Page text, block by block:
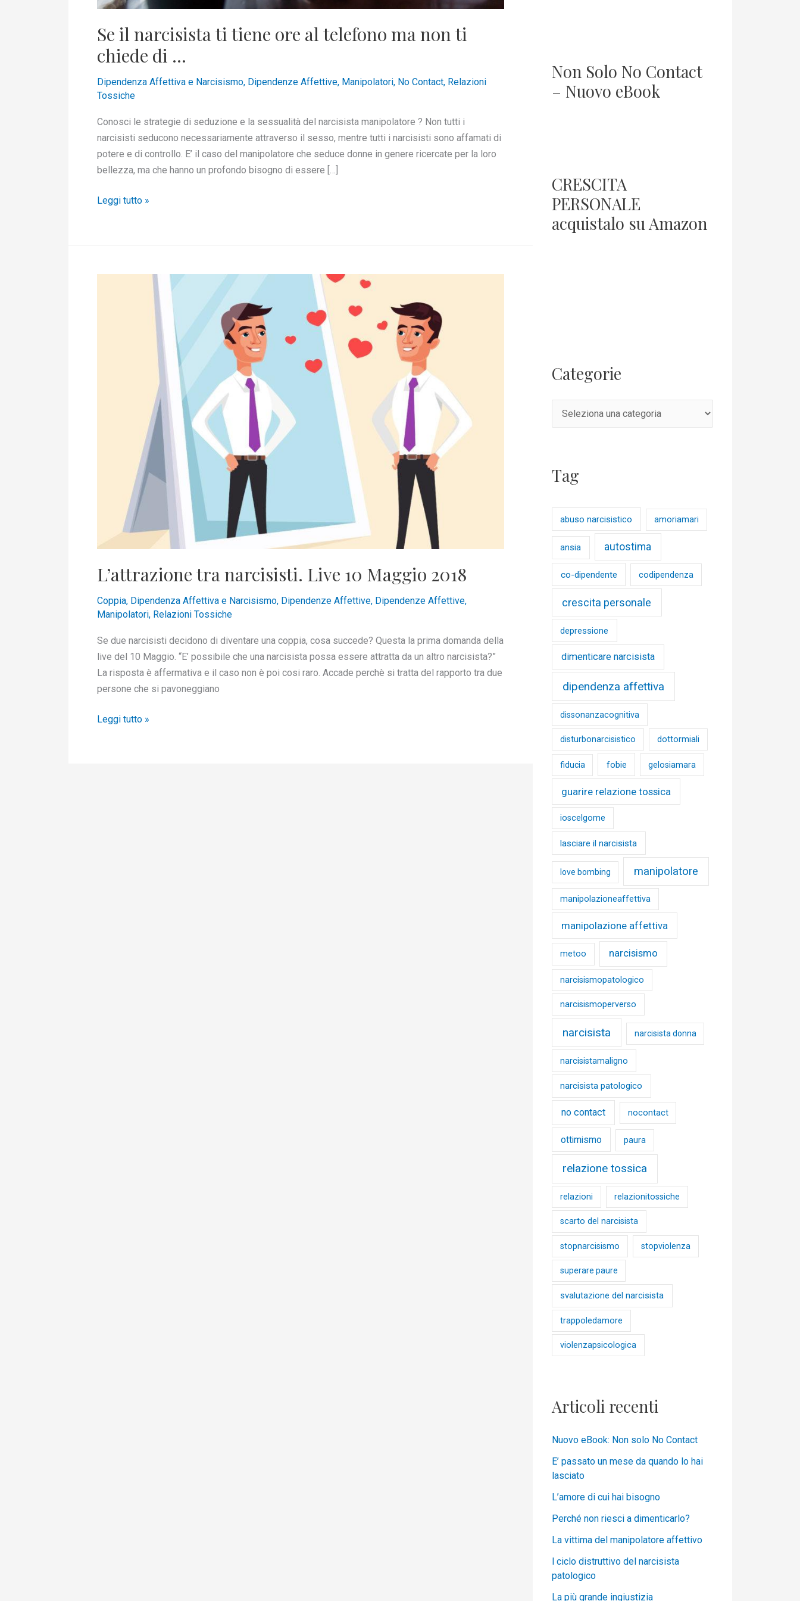
Se il narcisista ti tiene ore al telefono ma non ti
chiede di …
Dipendenza Affettiva e Narcisismo, Dipendenze Affettive, Manipolatori, No Contact, Relazioni
Tossiche
Conosci le strategie di seduzione e la sessualità del narcisista manipolatore ? Non tutti i
narcisisti seducono necessariamente attraverso il sesso, mentre tutti i narcisisti sono affamati di
potere e di controllo. E’ il caso del manipolatore che seduce donne in genere ricercate per la loro
bellezza, ma che hanno un profondo bisogno di essere […]
Leggi tutto »
L’attrazione tra narcisisti. Live 10 Maggio 2018
Coppia, Dipendenza Affettiva e Narcisismo, Dipendenze Affettive, Dipendenze Affettive,
Manipolatori, Relazioni Tossiche
Se due narcisisti decidono di diventare una coppia, cosa succede? Questa la prima domanda della
live del 10 Maggio. “E’ possibile che una narcisista possa essere attratta da un altro narcisista?”
La risposta è affermativa e il caso non è poi cosi raro. Accade perchè si tratta del rapporto tra due
persone che si pavoneggiano
Leggi tutto »
Non Solo No Contact
– Nuovo eBook
CRESCITA
PERSONALE
acquistalo su Amazon
Categorie
Tag
abuso narcisistico amoriamari
ansia autostima
co-dipendente codipendenza
crescita personale
depressione
dimenticare narcisista
dipendenza affettiva
dissonanzacognitiva
disturbonarcisistico dottormiali
fiducia fobie gelosiamara
guarire relazione tossica
ioscelgome
lasciare il narcisista
love bombing manipolatore
manipolazioneaffettiva
manipolazione affettiva
metoo narcisismo
narcisismopatologico
narcisismoperverso
narcisista narcisista donna
narcisistamaligno
narcisista patologico
no contact nocontact
ottimismo paura
relazione tossica
relazioni relazionitossiche
scarto del narcisista
stopnarcisismo stopviolenza
superare paure
svalutazione del narcisista
trappoledamore
violenzapsicologica
Articoli recenti
Nuovo eBook: Non solo No Contact
E’ passato un mese da quando lo hai
lasciato
L’amore di cui hai bisogno
Perché non riesci a dimenticarlo?
La vittima del manipolatore affettivo
l ciclo distruttivo del narcisista
patologico
La più grande ingiustizia